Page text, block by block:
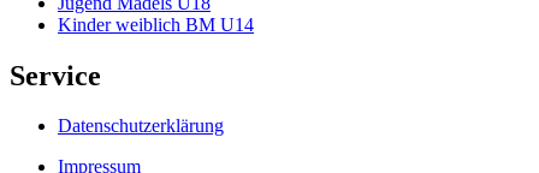
Kinder weiblich BM U14
Service
Datenschutzerklärung
Impressum